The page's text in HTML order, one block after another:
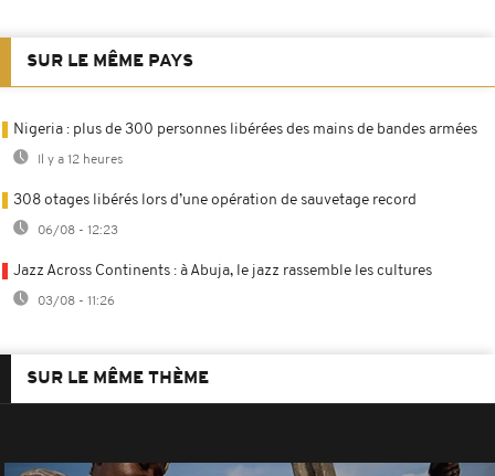
SUR LE MÊME PAYS
Nigeria : plus de 300 personnes libérées des mains de bandes armées
Il y a 12 heures
308 otages libérés lors d’une opération de sauvetage record
06/08 - 12:23
Jazz Across Continents : à Abuja, le jazz rassemble les cultures
03/08 - 11:26
SUR LE MÊME THÈME